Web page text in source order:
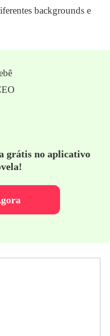
backgrounds e
grátis no aplicativo